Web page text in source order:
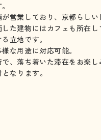
営業しており、京都らしい
た建物にはカフェも所在し
立地です。
な用途に対応可能。
、落ち着いた滞在をお楽し
なります。